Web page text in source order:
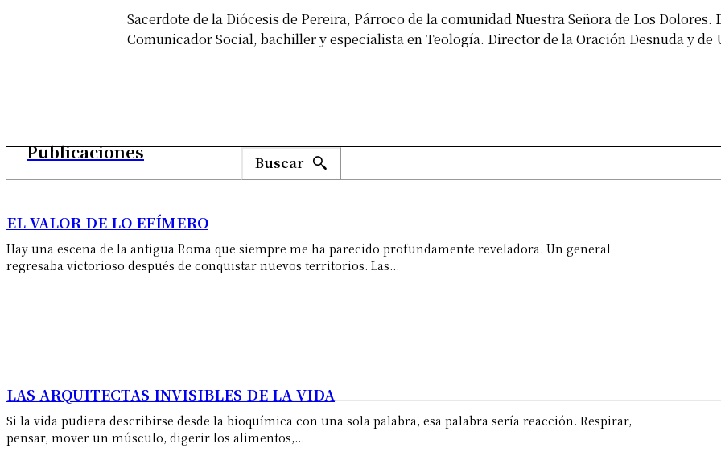
Sacerdote de la Diócesis de Pereira, Párroco de la comunidad Nuestra Señora de Los
Comunicador Social, bachiller y especialista en Teología. Director de la Oración Desnuda y de
Publicaciones Buscar
EL VALOR DE LO EFÍMERO
Hay una escena de la antigua Roma que siempre me ha parecido profundamente reveladora. Un general
regresaba victorioso después de conquistar nuevos territorios. Las...
LAS ARQUITECTAS INVISIBLES DE LA VIDA
Si la vida pudiera describirse desde la bioquímica con una sola palabra, esa palabra sería reacción. Respirar,
pensar, mover un músculo, digerir los alimentos,...